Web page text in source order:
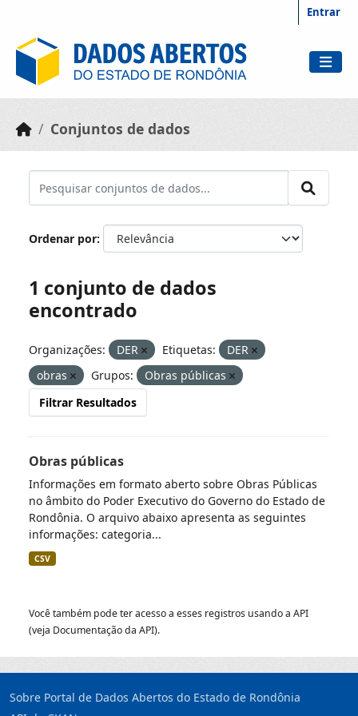
Entrar
Conjuntos de dados
Ordenar por
1 conjunto de dados
encontrado
Organizações: DER Etiquetas:
DER
obras
Grupos:
Obras públicas
Filtrar Resultados
Obras públicas
Informações em formato aberto sobre Obras Públicas
no âmbito do Poder Executivo do Governo do Estado de
Rondônia. O arquivo abaixo apresenta as seguintes
informações: categoria...
CSV
Você também pode ter acesso a esses registros usando a API
(veja Documentação da API).
Sobre Portal de Dados Abertos do Estado de Rondônia